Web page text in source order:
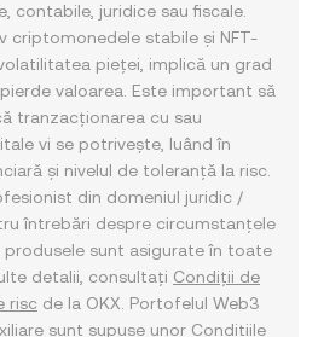
contabile, juridice sau fiscale.
criptomonedele stabile și NFT-
pieței, implică un grad
valoarea. Este important să
tranzacționarea cu sau
vi se potrivește, luând în
și nivelul de toleranță la risc.
din domeniul juridic /
întrebări despre circumstanțele
produsele sunt asigurate în toate
detalii, consultați Condiții de
risc de la OKX. Portofelul Web3
sunt supuse unor Condițiile